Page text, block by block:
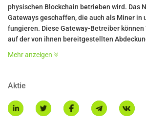
physischen Blockchain betrieben wird. Das
Gateways geschaffen, die auch als Miner in
fungieren. Diese Gateway-Betreiber können
auf der von ihnen bereitgestellten
mit ihrem Gateway verbinden, erzielt werden.
Helium ist eine neue Kryptowährung.
Geräte im Netzwerk über Hotspots eine
herstellen.
Mehr anzeigen
Aktie